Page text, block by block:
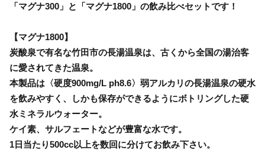
「マグナ300」と「マグナ1800」の飲み比べセットです！
【マグナ1800】
炭酸泉で有名な竹田市の長湯温泉は、古くから全国の湯治客
に愛されてきた温泉。
本製品は〈硬度900mg/L ph8.6〉弱アルカリの長湯温泉の硬水
を飲みやすく、しかも保存ができるようにボトリングした硬
水ミネラルウォーター。
ケイ素、サルフェートなどが豊富な水です。
1日当たり500cc以上を数回に分けてお飲み下さい。